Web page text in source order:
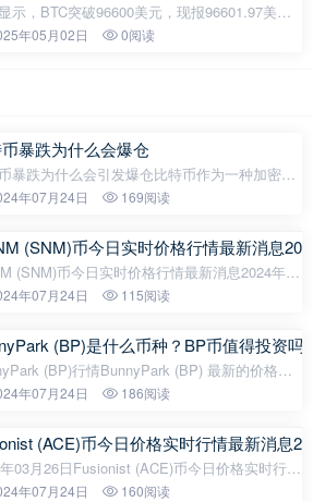
示，BTC突破96600美元，现报96601.97美
小时涨幅达到2.52%，行情波动较大，请做好
年05月02日 0阅读
暴跌为什么会爆仓
暴跌为什么会引发爆仓比特币作为一种加密货
价格的波动性一直以来都是市场关注的焦点。
遇突然的暴跌。这种暴
年07月24日 169阅读
(SNM)币今日实时价格行情最新消息
(SNM)币今日实时价格行情最新消息2024年04
据最新数据显示，2024年04月01日，SONM
元。在过去的24小时内，该币的最
年07月24日 115阅读
(BP)是什么币种？BP币值得投资吗
(BP)行情BunnyPark (BP) 最新的价格是
，24 小时的交易量是$25,861. BP的价格
未知，最大供应量：无限量
年07月24日 186阅读
(ACE)币今日价格实时行情最新消息
03月26日Fusionist (ACE)币今日价格实时行情
息据最新数据显示，截至2024年03月26日，
年07月24日 160阅读